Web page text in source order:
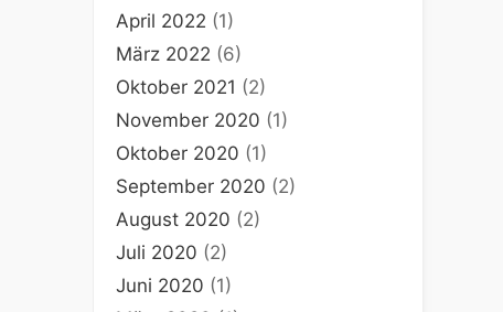
April 2022 (1)
März 2022 (6)
Oktober 2021 (2)
November 2020 (1)
Oktober 2020 (1)
September 2020 (2)
August 2020 (2)
Juli 2020 (2)
Juni 2020 (1)